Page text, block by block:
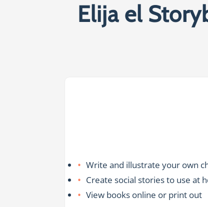
Elija el
Write and illustrate your own
Create social stories to use at
View books online or print out